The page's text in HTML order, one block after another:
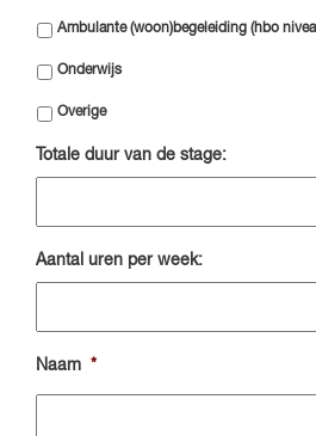
Ambulante (woon)begeleiding (hbo
Onderwijs
Overige
Totale duur van de stage:
Aantal uren per week:
Naam *